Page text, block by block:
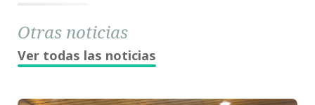
Otras noticias
Ver todas las noticias